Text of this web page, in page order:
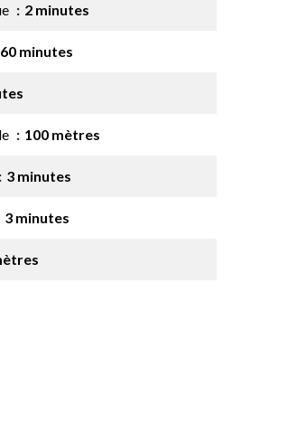
2 minutes
60 minutes
100 mètres
3 minutes
3 minutes